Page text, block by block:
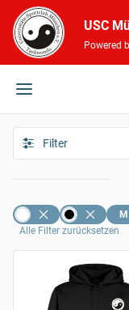
USC
Powered
Filter
M
Alle Filter zurücksetzen